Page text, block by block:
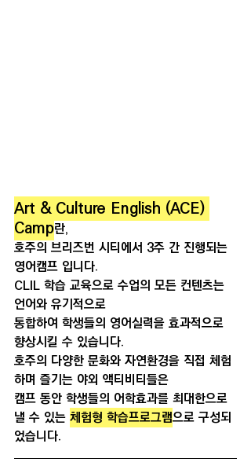
Art & Culture English (ACE)
Camp란,
호주의 브리즈번 시티에서 3주 간 진행되는
영어캠프 입니다.
CLIL 학습 교육으로 수업의 모든 컨텐츠는
언어와 유기적으로
통합하여 학생들의 영어실력을 효과적으로
향상시킬 수 있습니다.
호주의 다양한 문화와 자연환경을 직접 체험
하며 즐기는 야외 액티비티들은
캠프 동안 학생들의 어학효과를 최대한으로
낼 수 있는 체험형 학습프로그램으로 구성되
었습니다.